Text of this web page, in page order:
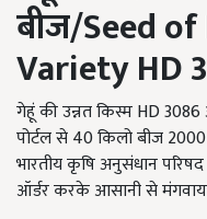
बीज/Seed
Variety HD
गेहूं की उन्नत किस्म HD
पोर्टल से 40 किलो बीज
भारतीय कृषि अनुसंधान
ऑर्डर करके आसानी से